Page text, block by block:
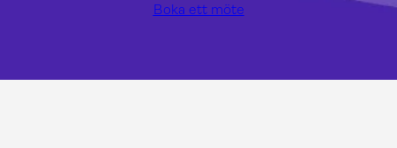
Boka ett möte